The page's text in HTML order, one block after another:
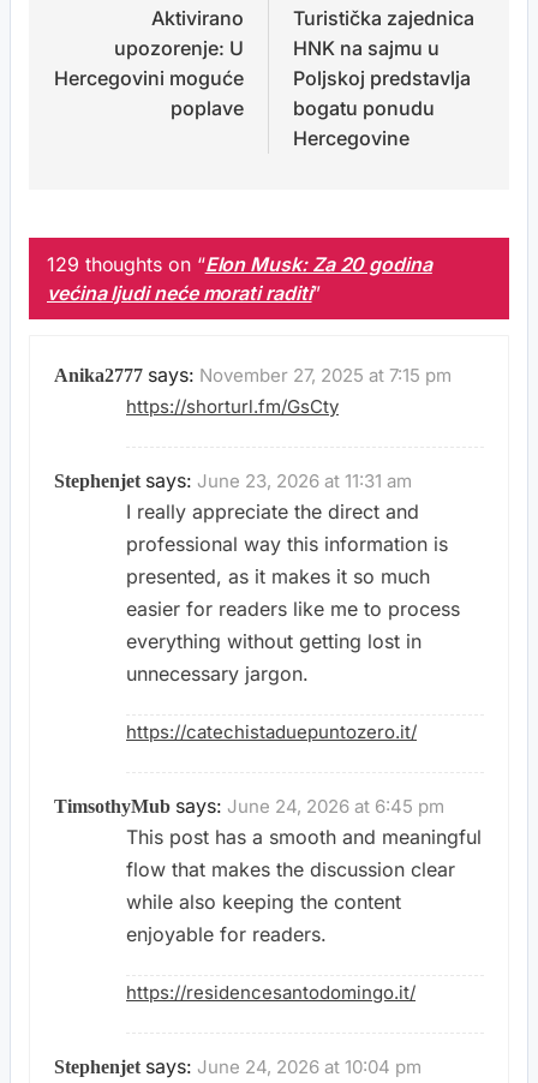
navigationAktivirano
upozorenje: U
Hercegovini moguće
poplave
Turistička zajednica
HNK na sajmu u
Poljskoj predstavlja
bogatu ponudu
Hercegovine
129 thoughts on “Elon Musk: Za 20 godina
većina ljudi neće morati raditi”
Anika2777 says: November 27, 2025 at 7:15 pm
https://shorturl.fm/GsCty
Stephenjet says: June 23, 2026 at 11:31 am
I really appreciate the direct and
professional way this information is
presented, as it makes it so much
easier for readers like me to process
everything without getting lost in
unnecessary jargon.
https://catechistaduepuntozero.it/
TimsothyMub says: June 24, 2026 at 6:45 pm
This post has a smooth and meaningful
flow that makes the discussion clear
while also keeping the content
enjoyable for readers.
https://residencesantodomingo.it/
Stephenjet says: June 24, 2026 at 10:04 pm